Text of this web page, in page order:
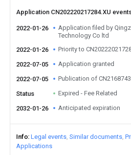
Application CN202220217284.XU
2022-01-26
Application filed by
Technology Co ltd
2022-01-26
Priority to
2022-07-05 Application granted
2022-07-05 Publication of
Status Expired - Fee Related
2032-01-26 Anticipated expiration
Info Legal events Similar documents
Applications